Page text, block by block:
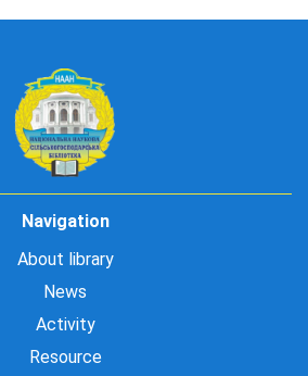
Navigation
About library
News
Activity
Resource